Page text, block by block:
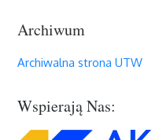
Archiwum
Archiwalna strona UTW
Wspierają Nas: